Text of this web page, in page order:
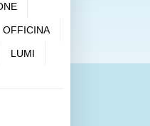
OFFICINA
LUMI